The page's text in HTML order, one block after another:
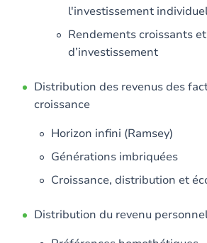
l'investissement
Rendements croissants
d’investissement
Distribution des revenus des
croissance
Horizon infini (Ramsey)
Générations imbriquées
Croissance, distribution et
Distribution du revenu